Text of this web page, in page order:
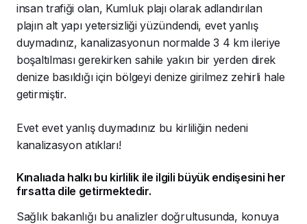
insan trafiği olan, Kumluk plajı olarak adlandırılan
plajın alt yapı yetersizliği yüzündendi, evet yanlış
duymadınız, kanalizasyonun normalde 3 4 km ileriye
boşaltılması gerekirken sahile yakın bir yerden direk
denize basıldığı için bölgeyi denize girilmez zehirli hale
getirmiştir.
Evet evet yanlış duymadınız bu kirliliğin nedeni
kanalizasyon atıkları!
Kınalıada halkı bu kirlilik ile ilgili büyük endişesini her
fırsatta dile getirmektedir.
Sağlık bakanlığı bu analizler doğrultusunda, konuya